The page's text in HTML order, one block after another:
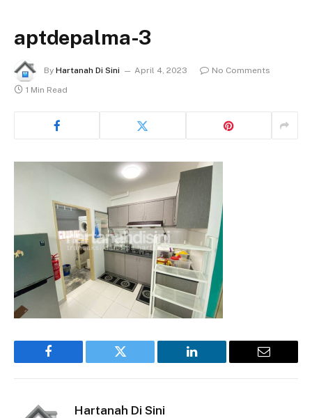
aptdepalma-3
By Hartanah Di Sini April 4, 2023
No Comments
1 Min Read
Facebook Twitter LinkedIn Email
Hartanah Di Sini